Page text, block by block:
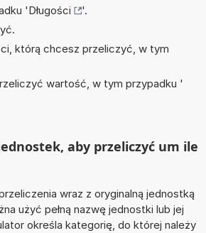
'Długości
'.
którą chcesz przeliczyć, w tym
wartość, w tym przypadku '
aby przeliczyć um ile
wraz z oryginalną jednostką
użyć pełną nazwę jednostki lub jej
określa kategorię, do której należy